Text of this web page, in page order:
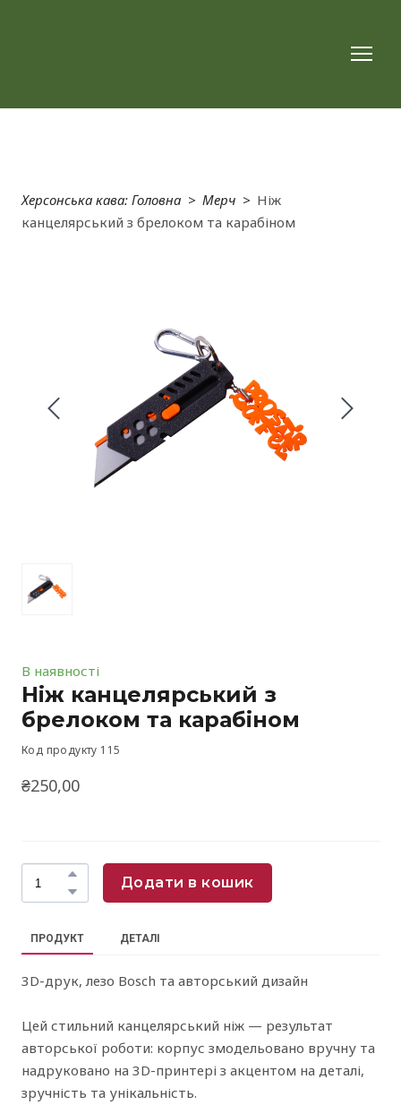
Херсонська кава: Головна Мерч
Ніж
канцелярський з брелоком та карабіном
В наявності
Ніж канцелярський з
брелоком та карабіном
Код продукту 115
₴250,00
Додати в кошик
ПРОДУКТ ДЕТАЛІ
3D-друк, лезо Bosch та авторський дизайн
Цей стильний канцелярський ніж — результат
авторської роботи: корпус змодельовано вручну та
надруковано на 3D-принтері з акцентом на деталі,
зручність та унікальність.